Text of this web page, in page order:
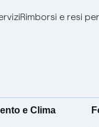
Rimborsi e resi
e Clima